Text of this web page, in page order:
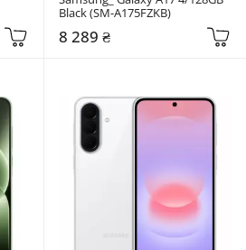
Black (SM-A175FZKB)
8 289 ₴